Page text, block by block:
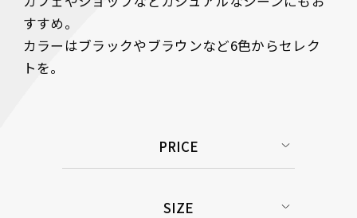
すすめ。
カラーはブラックやブラウンなど6色からセレク
トを。
PRICE
SIZE